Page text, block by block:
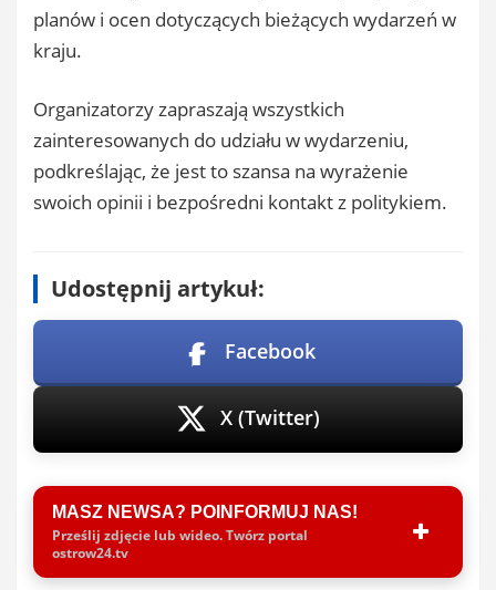
planów i ocen dotyczących bieżących wydarzeń w
kraju.
Organizatorzy zapraszają wszystkich
zainteresowanych do udziału w wydarzeniu,
podkreślając, że jest to szansa na wyrażenie
swoich opinii i bezpośredni kontakt z politykiem.
Udostępnij artykuł:
Facebook
X (Twitter)
MASZ NEWSA? POINFORMUJ NAS!
Prześlij zdjęcie lub wideo. Twórz portal
ostrow24.tv